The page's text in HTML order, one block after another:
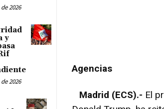
2026
y
2026
Agencias
Madrid (ECS).- El